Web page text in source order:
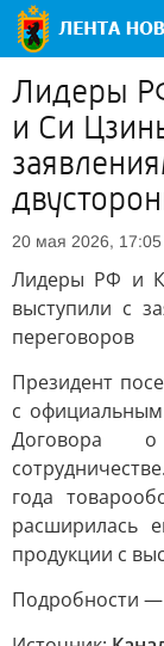
Лидеры
и Си
20 мая 2026, 17:05
Лидеры РФ и
выступили с
переговоров
Президент
с
Договора
года
расширилась
продукции с
Подробности —